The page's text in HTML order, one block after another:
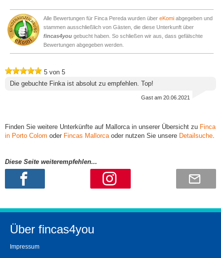
Alle Bewertungen für Finca Pereda wurden über eKomi abgegeben und
stammen ausschließlich von Gästen, die diese Unterkunft über
fincas4you gebucht haben. So schließen wir aus, dass gefälschte
Bewertungen abgegeben werden.
5 von 5
Die gebuchte Finka ist absolut zu empfehlen. Top!
Gast am 20.06.2021
Finden Sie weitere Unterkünfte auf Mallorca in unserer Übersicht zu Finca
in Porto Colom oder Fincas Mallorcaoder nutzen Sie unsere Detailsuche.
Diese Seite weiterempfehlen...
Über fincas4you
Impressum